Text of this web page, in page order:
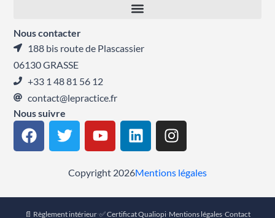
Nous contacter
188 bis route de Plascassier
06130 GRASSE
+33 1 48 81 56 12
contact@lepractice.fr
Nous suivre
F
a
T
w
t
Y
o
t
L
i
k
I
n
t
Copyright 2026Mentions légales
📄 Règlement intérieur·✅ Certificat Qualiopi·Mentions légales·Contact